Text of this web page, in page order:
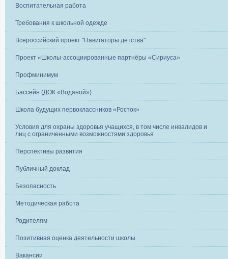
Воспитательная работа
Требования к школьной одежде
Всероссийский проект "Навигаторы детства"
Проект «Школы-ассоциированные партнёры «Сириуса»
Профминимум
Бассейн (ДОК «Водяной»)
Школа будущих первоклассников «Росток»
Условия для охраны здоровья учащихся, в том числе инвалидов и
лиц с ограниченными возможностями здоровья
Перспективы развития
Публичный доклад
Безопасность
Методическая работа
Родителям
Позитивная оценка деятельности школы
Вакансии